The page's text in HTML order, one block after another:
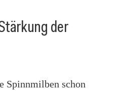
der
Spinnmilben schon